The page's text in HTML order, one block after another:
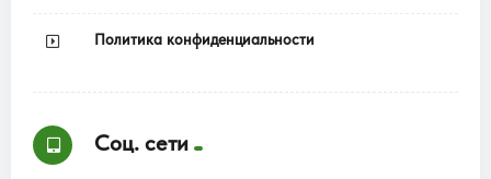
Политика конфиденциальности
Соц. сети